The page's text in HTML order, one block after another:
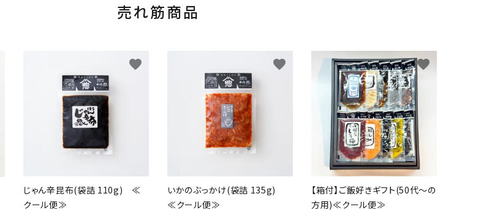
売れ筋商品
じゃん辛昆布(袋詰 110g) ≪
クール便≫
favorite
いかのぶっかけ(袋詰 135g)
≪クール便≫
favorite
【箱付】ご飯好きギフト(50代～の
方用)≪クール便≫
favorite